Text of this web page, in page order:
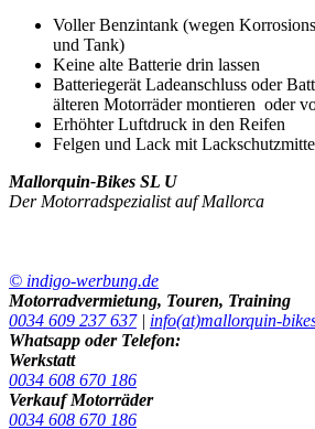
Voller Benzintank (wegen
und Tank)
Keine alte Batterie drin lassen
Batteriegerät Ladeanschluss oder
älteren Motorräder montieren oder
Erhöhter Luftdruck in den Reifen
Felgen und Lack mit
Mallorquin-Bikes SL U
Der Motorradspezialist auf Mallorca
© indigo-werbung.de
Motorradvermietung, Touren, Training
0034 609 237 637| info(at)mallorquin-
Whatsapp oder Telefon:
Werkstatt
0034 608 670 186
Verkauf Motorräder
0034 608 670 186